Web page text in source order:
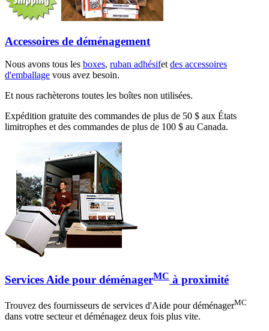
Accessoires de déménagement
Nous avons tous les boxes, ruban adhésifetdes accessoires
d'emballage vous avez besoin.
Et nous rachèterons toutes les boîtes non utilisées.
Expédition gratuite des commandes de plus de 50 $ aux États
limitrophes et des commandes de plus de 100 $ au Canada.
Services Aide pour déménagerMC à proximité
Trouvez des fournisseurs de services d'Aide pour déménagerMC
dans votre secteur et déménagez deux fois plus vite.